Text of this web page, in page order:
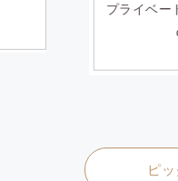
プライベー
ピ